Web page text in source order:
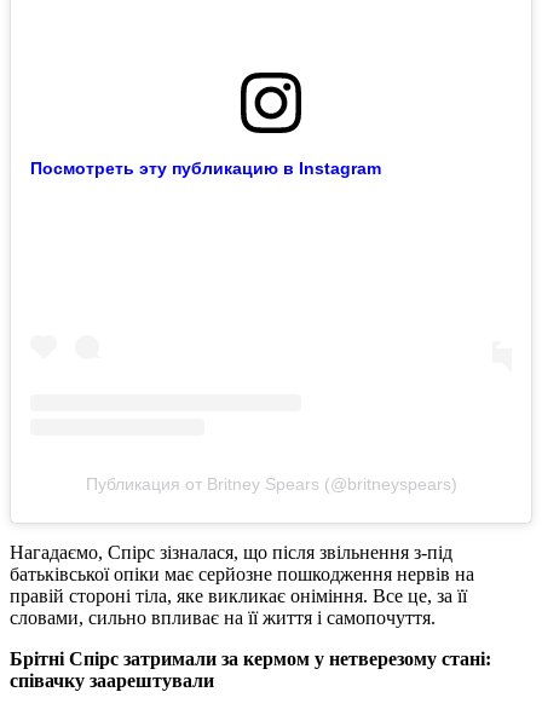
Посмотреть эту публикацию в Instagram
Публикация от Britney Spears (@britneyspears)
Нагадаємо, Спірс зізналася, що після звільнення з-під
батьківської опіки має серйозне пошкодження нервів на
правій стороні тіла, яке викликає оніміння. Все це, за її
словами, сильно впливає на її життя і самопочуття.
Брітні Спірс затримали за кермом у нетверезому стані:
співачку заарештували